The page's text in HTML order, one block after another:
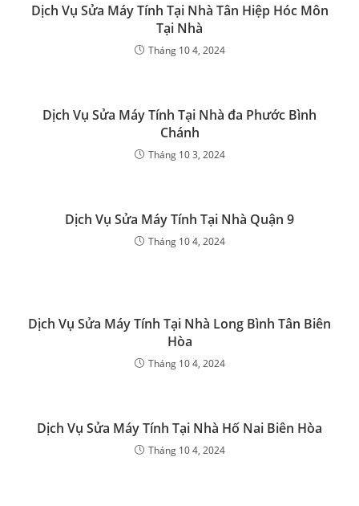
Dịch Vụ Sửa Máy Tính Tại Nhà Tân Hiệp Hóc Môn
Tại Nhà
Tháng 10 4, 2024
Dịch Vụ Sửa Máy Tính Tại Nhà đa Phước Bình
Chánh
Tháng 10 3, 2024
Dịch Vụ Sửa Máy Tính Tại Nhà Quận 9
Tháng 10 4, 2024
Dịch Vụ Sửa Máy Tính Tại Nhà Long Bình Tân Biên
Hòa
Tháng 10 4, 2024
Dịch Vụ Sửa Máy Tính Tại Nhà Hố Nai Biên Hòa
Tháng 10 4, 2024